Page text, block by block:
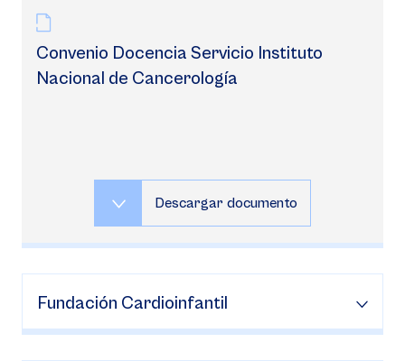
Convenio Docencia Servicio Instituto
Nacional de Cancerología
Descargar documento
Fundación Cardioinfantil